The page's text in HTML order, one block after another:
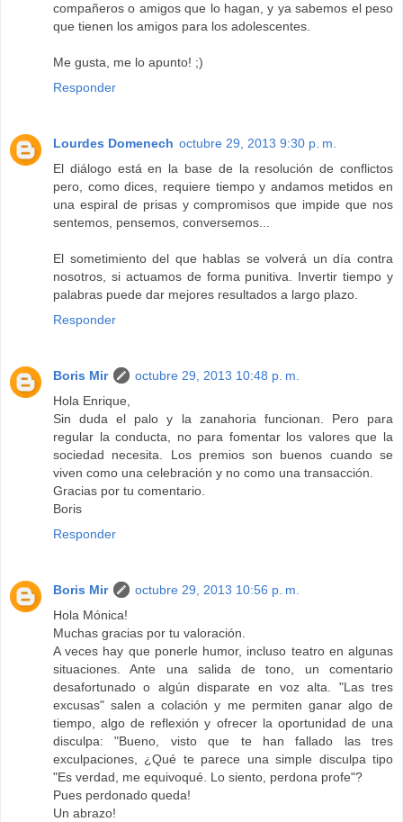
compañeros o amigos que lo hagan, y ya sabemos el peso
que tienen los amigos para los adolescentes.
Me gusta, me lo apunto! ;)
Responder
Lourdes Domenech octubre 29, 2013 9:30 p. m.
El diálogo está en la base de la resolución de conflictos
pero, como dices, requiere tiempo y andamos metidos en
una espiral de prisas y compromisos que impide que nos
sentemos, pensemos, conversemos...
El sometimiento del que hablas se volverá un día contra
nosotros, si actuamos de forma punitiva. Invertir tiempo y
palabras puede dar mejores resultados a largo plazo.
Responder
Boris Mir
octubre 29, 2013 10:48 p. m.
Hola Enrique,
Sin duda el palo y la zanahoria funcionan. Pero para
regular la conducta, no para fomentar los valores que la
sociedad necesita. Los premios son buenos cuando se
viven como una celebración y no como una transacción.
Gracias por tu comentario.
Boris
Responder
Boris Mir
octubre 29, 2013 10:56 p. m.
Hola Mónica!
Muchas gracias por tu valoración.
A veces hay que ponerle humor, incluso teatro en algunas
situaciones. Ante una salida de tono, un comentario
desafortunado o algún disparate en voz alta. "Las tres
excusas" salen a colación y me permiten ganar algo de
tiempo, algo de reflexión y ofrecer la oportunidad de una
disculpa: "Bueno, visto que te han fallado las tres
exculpaciones, ¿Qué te parece una simple disculpa tipo
"Es verdad, me equivoqué. Lo siento, perdona profe"?
Pues perdonado queda!
Un abrazo!